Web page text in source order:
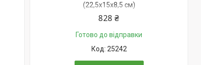
(22,5х15х8,5 см)
828 ₴
Готово до відправки
25242